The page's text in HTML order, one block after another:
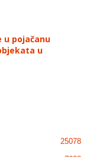
u pojačanu
u
25078